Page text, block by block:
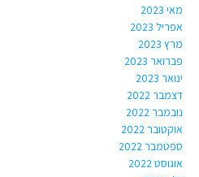
מאי 2023
אפריל 2023
מרץ 2023
פברואר 2023
ינואר 2023
דצמבר 2022
נובמבר 2022
אוקטובר 2022
ספטמבר 2022
אוגוסט 2022